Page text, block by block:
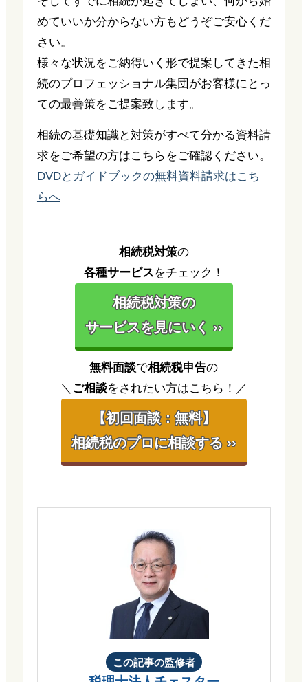
めていいか分からない方もどうぞご安心くだ
さい。
様々な状況をご納得いく形で提案してきた相
続のプロフェッショナル集団がお客様にとっ
ての最善策をご提案致します。
相続の基礎知識と対策がすべて分かる資料請
求をご希望の方はこちらをご確認ください。
DVDとガイドブックの無料資料請求はこち
らへ
相続税対策の
各種サービスをチェック！
相続税対策の
サービスを見にいく ››
無料面談で相続税申告の
＼ ご相談をされたい方はこちら！／
【初回面談：無料】
相続税のプロに相談する ››
この記事の監修者